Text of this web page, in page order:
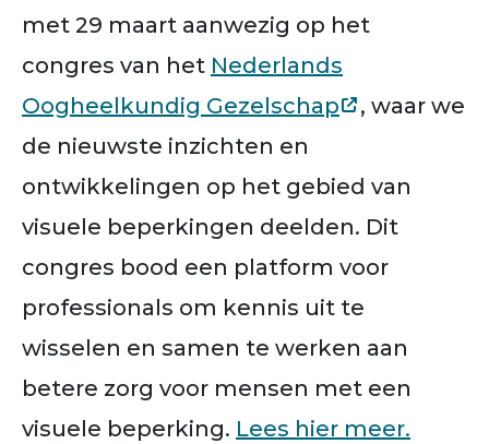
met 29 maart aanwezig op het
congres van het Nederlands
Oogheelkundig Gezelschap
, waar we
de nieuwste inzichten en
ontwikkelingen op het gebied van
visuele beperkingen deelden. Dit
congres bood een platform voor
professionals om kennis uit te
wisselen en samen te werken aan
betere zorg voor mensen met een
visuele beperking. Lees hier meer.